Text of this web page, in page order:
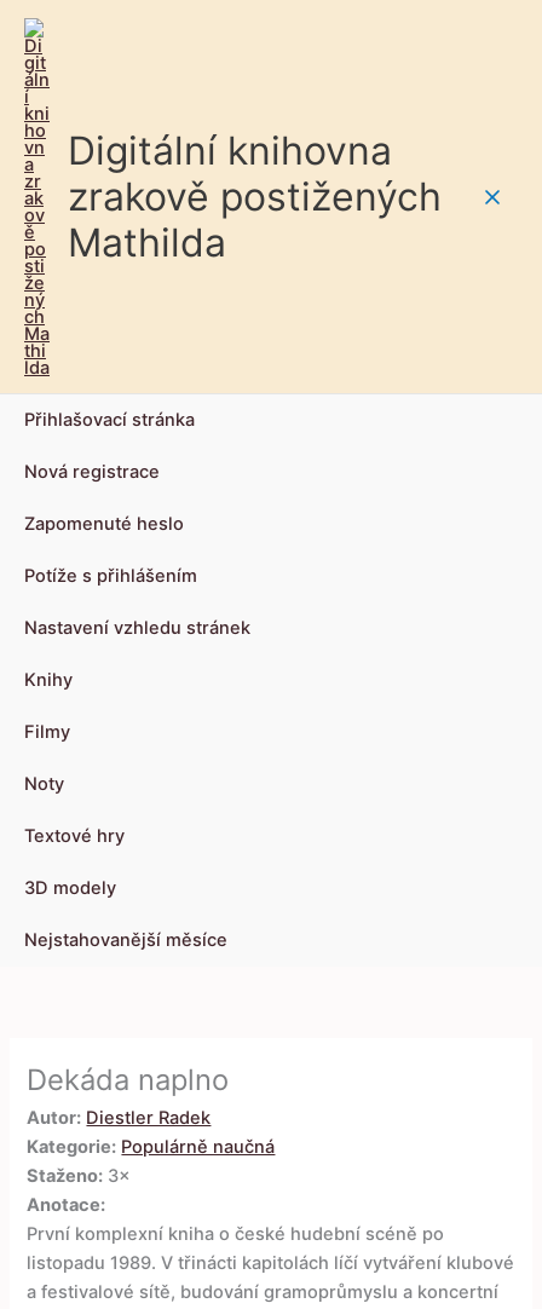
Digitální knihovna
zrakově postižených
Mathilda
Přihlašovací stránka
Nová registrace
Zapomenuté heslo
Potíže s přihlášením
Nastavení vzhledu stránek
Knihy
Filmy
Noty
Textové hry
3D modely
Nejstahovanější měsíce
Dekáda naplno
Autor: Diestler Radek
Kategorie: Populárně naučná
Staženo: 3×
Anotace:
První komplexní kniha o české hudební scéně po
listopadu 1989. V třinácti kapitolách líčí vytváření klubové
a festivalové sítě, budování gramoprůmyslu a koncertní